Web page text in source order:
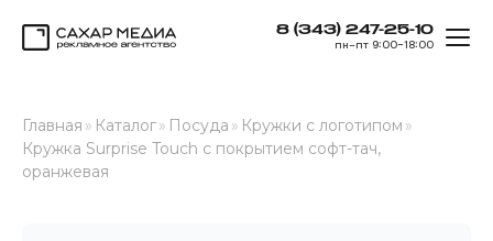
8 (343) 247-25-10
пн–пт 9:00–18:00
Главная » Каталог» Посуда » Кружки с логотипом »
Кружка Surprise Touch с покрытием софт-тач,
оранжевая